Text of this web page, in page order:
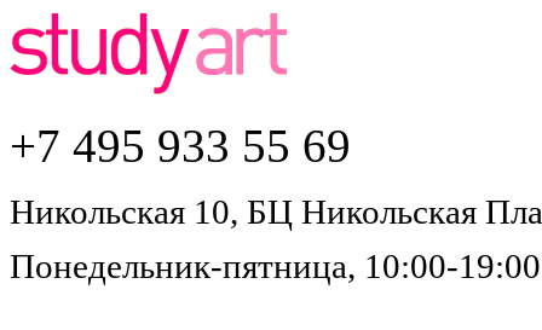
+7 495 933 55 69
Никольская 10, БЦ Никольская
Понедельник-пятница, 10:00-19:00